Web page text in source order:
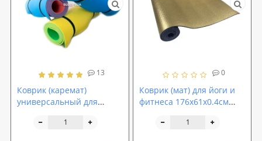
13
Коврик (каремат)
универсальный для
Profi 8мм (1508)
0
Коврик (мат) для йоги и
фитнеса 176х61х0.4см